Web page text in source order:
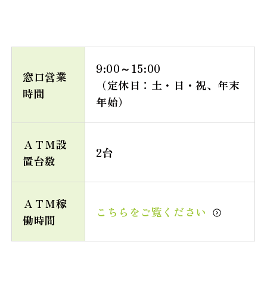
窓口営業
時間
9:00～15:00
（定休日：土・日・祝、年末
年始）
ＡＴＭ設
置台数
2台
ＡＴＭ稼
働時間
こちらをご覧ください